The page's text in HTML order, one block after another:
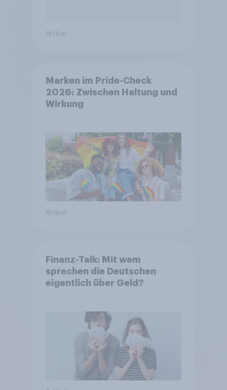
Artikel
Marken im Pride-Check
2026: Zwischen Haltung und
Wirkung
Artikel
Finanz-Talk: Mit wem
sprechen die Deutschen
eigentlich über Geld?